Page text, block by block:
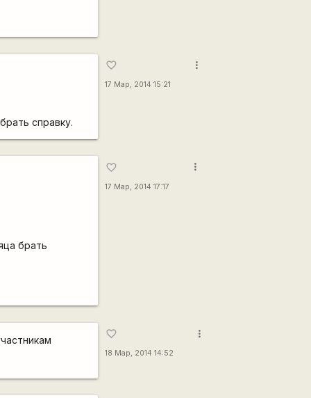
справку.
favorite_border
17 Мар, 2014 15:21
more_vert
брать
favorite_border
17 Мар, 2014 17:17
more_vert
favorite_border
18 Мар, 2014 14:52
more_vert